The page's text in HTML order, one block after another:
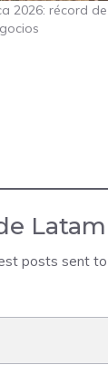
2026: récord de
posts sent to